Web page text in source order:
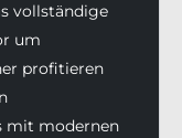
vollständige
um
profitieren
mit modernen